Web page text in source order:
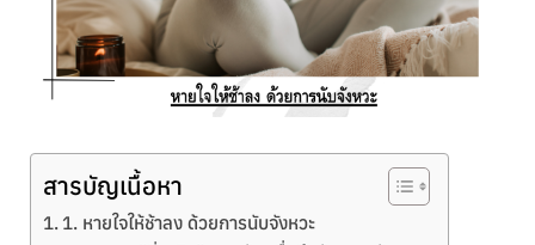
สารบัญเนื้อหา
1. หายใจให้ช้าลง ด้วยการนับจังหวะ